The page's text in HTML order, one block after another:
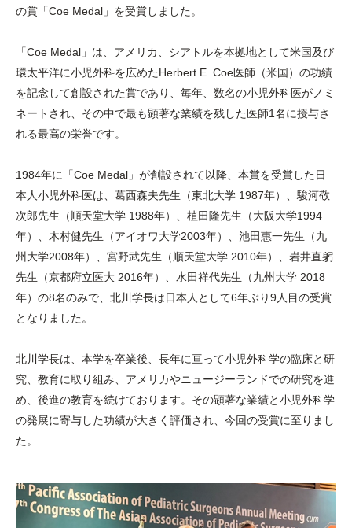
の賞「Coe Medal」を受賞しました。
「Coe Medal」は、アメリカ、シアトルを本拠地として米国及び
環太平洋に小児外科を広めたHerbert E. Coe医師（米国）の功績
を記念して創設された賞であり、毎年、数名の小児外科医がノミ
ネートされ、その中で最も顕著な業績を残した医師1名に授与さ
れる最高の栄誉です。
1984年に「Coe Medal」が創設されて以降、本賞を受賞した日
本人小児外科医は、葛西森夫先生（東北大学 1987年）、駿河敬
次郎先生（順天堂大学 1988年）、植田隆先生（大阪大学1994
年）、木村健先生（アイオワ大学2003年）、池田惠一先生（九
州大学2008年）、宮野武先生（順天堂大学 2010年）、岩井直躬
先生（京都府立医大 2016年）、水田祥代先生（九州大学 2018
年）の8名のみで、北川学長は日本人として6年ぶり9人目の受賞
となりました。
北川学長は、本学を卒業後、長年に亘って小児外科学の臨床と研
究、教育に取り組み、アメリカやニュージーランドでの研究を進
め、後進の教育を続けております。その顕著な業績と小児外科学
の発展に寄与した功績が大きく評価され、今回の受賞に至りまし
た。